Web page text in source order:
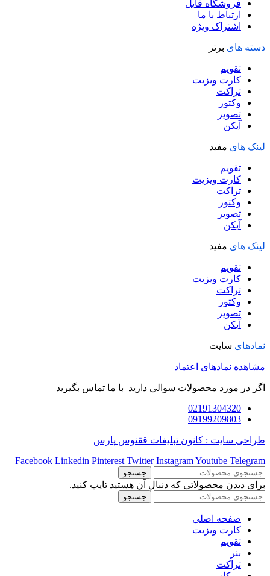
فروشگاه فایل
ارتباط با ما
اشتراک ویژه
دسته های برتر
تقویم
کارت ویزیت
تراکت
وکتور
تصویر
آیکن
لینک های مفید
تقویم
کارت ویزیت
تراکت
وکتور
تصویر
آیکن
لینک های مفید
تقویم
کارت ویزیت
تراکت
وکتور
تصویر
آیکن
نمادهای سایت
مشاهده نمادهای اعتماد
اگر در مورد محصولات سوالی دارید با ما تماس بگیرید
02191304320
09199209803
طراحی سایت : کانون تبلیغات ققنوس پارس
Facebook Linkedin Pinterest Twitter InstagramYoutube Telegram
جستجو
برای دیدن محصولاتی که دنبال آن هستید تایپ کنید.
جستجو
صفحه اصلی
کارت ویزیت
تقویم
بنر
تراکت